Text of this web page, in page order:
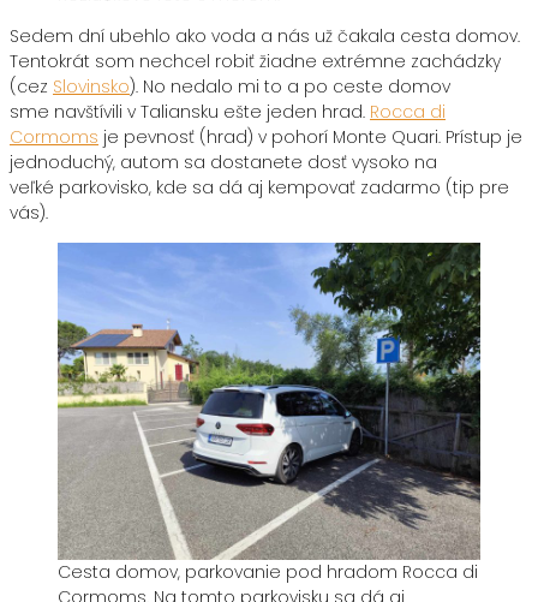
Sedem dní ubehlo ako voda a nás už čakala cesta domov.
Tentokrát som nechcel robiť žiadne extrémne zachádzky
(cez Slovinsko). No nedalo mi to a po ceste domov
sme navštívili v Taliansku ešte jeden hrad. Rocca di
Cormoms je pevnosť (hrad) v pohorí Monte Quari. Prístup je
jednoduchý, autom sa dostanete dosť vysoko na
veľké parkovisko, kde sa dá aj kempovať zadarmo (tip pre
vás).
Cesta domov, parkovanie pod hradom Rocca di